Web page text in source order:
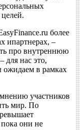
более
ипартнерах, –
про внутреннюю
для нас это,
ожидаем в рамках
участников
мир. По
они не